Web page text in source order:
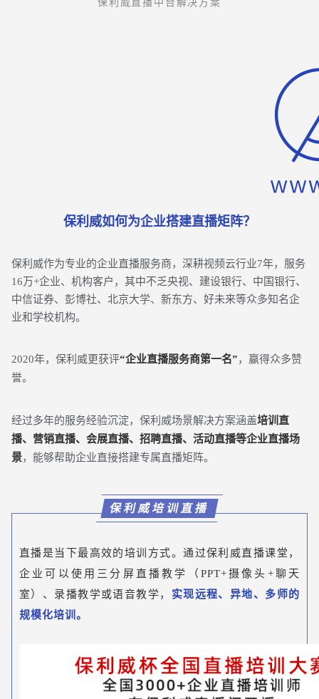
保利威直播中台解决方案
保利威如何为企业搭建直播矩阵？
保利威作为专业的企业直播服务商，深耕视频云行业7年，服务
16万+企业、机构客户，其中不乏央视、建设银行、中国银行、
中信证券、彭博社、北京大学、新东方、好未来等众多知名企
业和学校机构。
2020年，保利威更获评“企业直播服务商第一名”，赢得众多赞
誉。
经过多年的服务经验沉淀，保利威场景解决方案涵盖培训直
播、营销直播、会展直播、招聘直播、活动直播等企业直播场
景，能够帮助企业直接搭建专属直播矩阵。
保利威培训直播
直播是当下最高效的培训方式。通过保利威直播课堂，
企业可以使用三分屏直播教学（PPT+摄像头+聊天
室）、录播教学或语音教学， 实现远程、异地、多师的
规模化培训。